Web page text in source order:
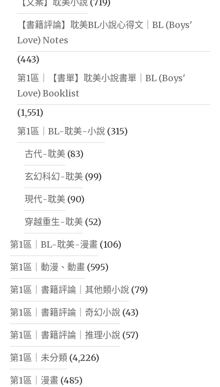
【書籍評論】耽美BL小說心得文｜BL (Boys'
Love) Notes
(443)
第1區｜【書單】耽美小說書單｜BL (Boys'
Love) Booklist
(1,551)
第1區｜BL-耽美-小說 (315)
古代-耽美 (83)
玄幻科幻-耽美 (99)
現代-耽美 (90)
穿越重生-耽美 (52)
第1區｜BL-耽美-漫畫 (106)
第1區｜動漫、動畫 (595)
第1區｜書籍評論｜其他類小說 (79)
第1區｜書籍評論｜奇幻小說 (43)
第1區｜書籍評論｜推理小說 (57)
第1區｜未分類 (4,226)
第1區｜漫畫 (485)